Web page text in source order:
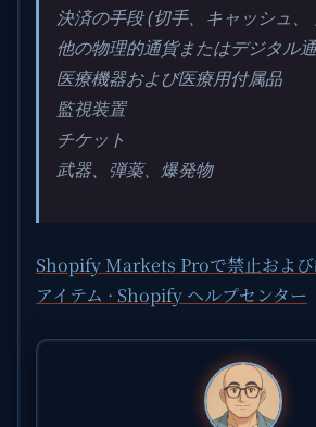
決済の手段 (切手、キャッシュ
他の物理的通貨またはデジタル
医療機器および医療用付属品
監視装置
チケット
武器、弾薬、爆発物
Shopify Markets Proで禁止および
アイテム · Shopify ヘルプセンター